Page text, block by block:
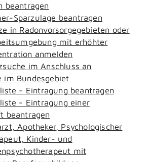
beantragen
Sparzulage beantragen
in Radonvorsorgegebieten oder
mit erhöhter
anmelden
im Anschluss an
im Bundesgebiet
- Eintragung beantragen
- Eintragung einer
beantragen
Apotheker, Psychologischer
Kinder- und
mit